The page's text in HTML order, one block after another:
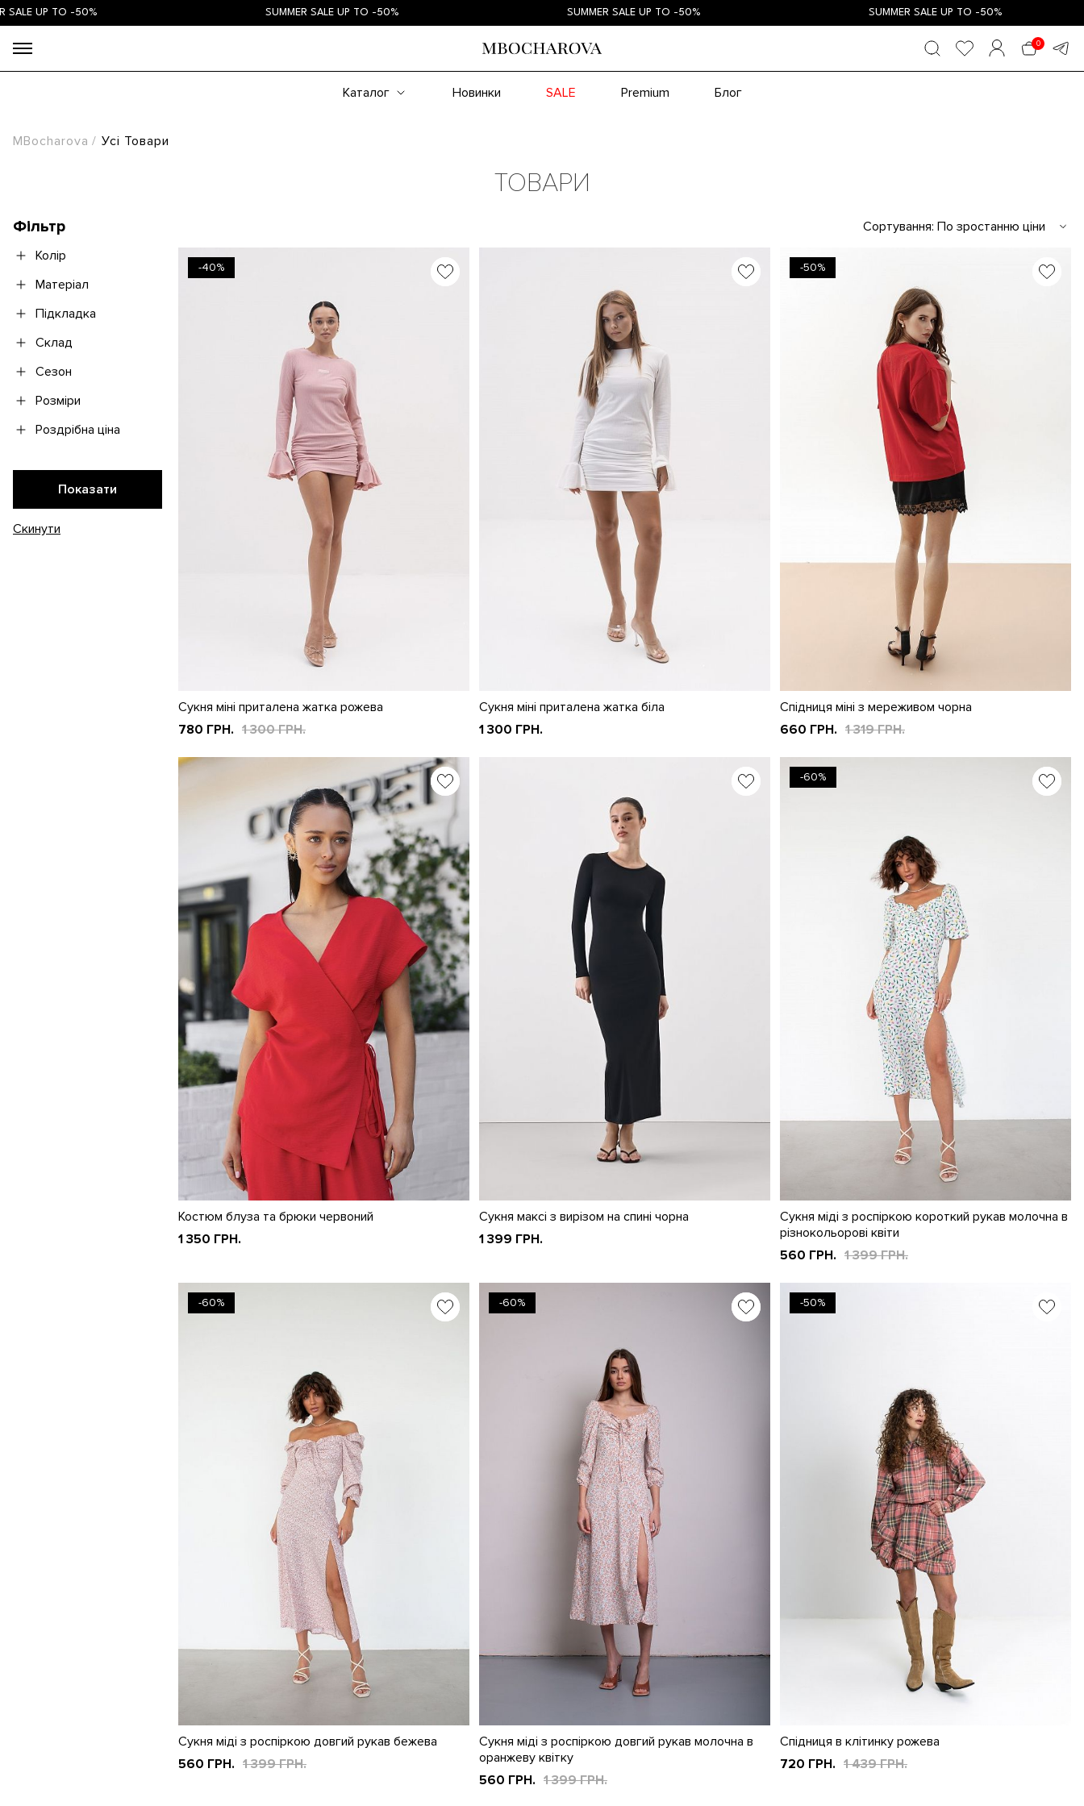
TO -50% SUMMER SALE UP TO -50% SUMMER SALE UP TO -50% SUMMER SALE UP TO -50%
0
Каталог Новинки SALE Premium Блог
MBocharova Усі Товари
ТОВАРИ
Фільтр
Колір
Матеріал
Підкладка
Склад
Сезон
Розміри
Роздрібна ціна
Сортування: По зростанню ціни
-40%
Сукня міні приталена жатка рожева
780 ГРН. 1 300 ГРН.
Сукня міні приталена жатка біла
1 300 ГРН.
-50%
Спідниця міні з мереживом чорна
660 ГРН. 1 319 ГРН.
Костюм блуза та брюки червоний
1 350 ГРН.
Сукня максі з вирізом на спині чорна
1 399 ГРН.
-60%
Сукня міді з роспіркою короткий рукав молочна в
різнокольорові квіти
560 ГРН. 1 399 ГРН.
-60%
Сукня міді з роспіркою довгий рукав бежева
560 ГРН. 1 399 ГРН.
-60%
Сукня міді з роспіркою довгий рукав молочна в
оранжеву квітку
560 ГРН. 1 399 ГРН.
-50%
Спідниця в клітинку рожева
720 ГРН. 1 439 ГРН.